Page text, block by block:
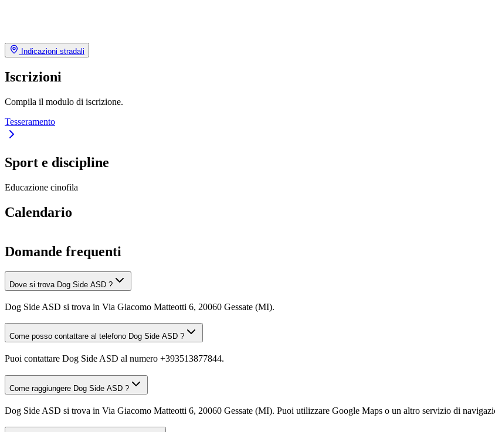
Indicazioni stradali
Iscrizioni
Compila il modulo di iscrizione.
Tesseramento
Sport e discipline
Educazione cinofila
Calendario
Domande frequenti
Dove si trova Dog Side ASD ?
Dog Side ASD si trova in Via Giacomo Matteotti 6, 20060 Gessate (MI).
Come posso contattare al telefono Dog Side ASD ?
Puoi contattare Dog Side ASD al numero +393513877844.
Come raggiungere Dog Side ASD ?
Dog Side ASD si trova in Via Giacomo Matteotti 6, 20060 Gessate (MI). Puoi utilizzare Google Maps o un altro servizio di